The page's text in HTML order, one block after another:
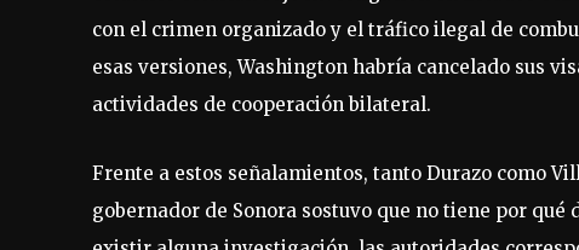
con el crimen organizado y el tráfico ilegal de
esas versiones, Washington habría cancelado sus
actividades de cooperación bilateral.
Frente a estos señalamientos, tanto Durazo como
gobernador de Sonora sostuvo que no tiene por